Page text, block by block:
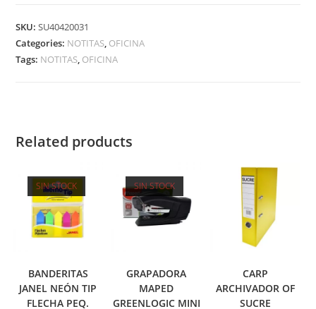
SKU:SU40420031
Categories: NOTITAS, OFICINA
Tags: NOTITAS, OFICINA
Related products
SIN STOCK
BANDERITAS
JANEL NEÓN TIP
FLECHA PEQ.
SIN STOCK
GRAPADORA
MAPED
GREENLOGIC MINI
CARP
ARCHIVADOR OF
SUCRE